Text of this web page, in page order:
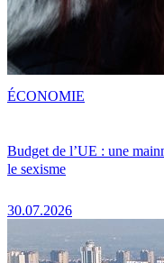
Budget de l’UE : une
le sexisme
30.07.2026
ÉCONOMIE